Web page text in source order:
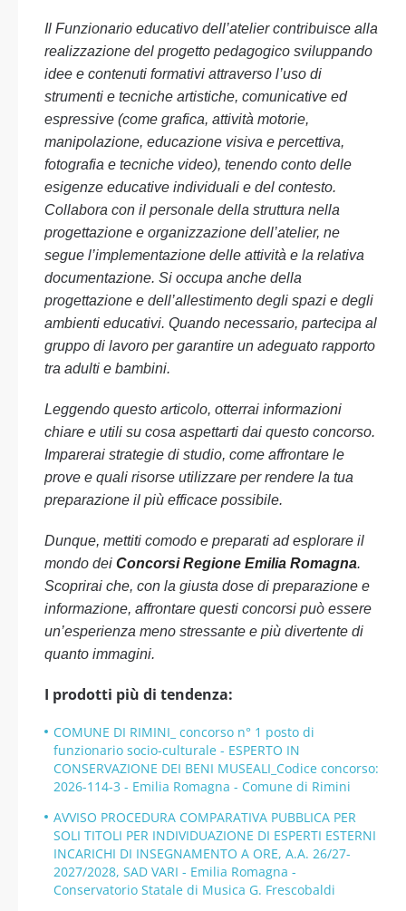
Il Funzionario educativo dell’atelier contribuisce alla
realizzazione del progetto pedagogico sviluppando
idee e contenuti formativi attraverso l’uso di
strumenti e tecniche artistiche, comunicative ed
espressive (come grafica, attività motorie,
manipolazione, educazione visiva e percettiva,
fotografia e tecniche video), tenendo conto delle
esigenze educative individuali e del contesto.
Collabora con il personale della struttura nella
progettazione e organizzazione dell’atelier, ne
segue l’implementazione delle attività e la relativa
documentazione. Si occupa anche della
progettazione e dell’allestimento degli spazi e degli
ambienti educativi. Quando necessario, partecipa al
gruppo di lavoro per garantire un adeguato rapporto
tra adulti e bambini.
Leggendo questo articolo, otterrai informazioni
chiare e utili su cosa aspettarti dai questo concorso.
Imparerai strategie di studio, come affrontare le
prove e quali risorse utilizzare per rendere la tua
preparazione il più efficace possibile.
Dunque, mettiti comodo e preparati ad esplorare il
mondo dei Concorsi Regione Emilia Romagna.
Scoprirai che, con la giusta dose di preparazione e
informazione, affrontare questi concorsi può essere
un’esperienza meno stressante e più divertente di
quanto immagini.
I prodotti più di tendenza:
COMUNE DI RIMINI_ concorso n° 1 posto di
funzionario socio-culturale - ESPERTO IN
CONSERVAZIONE DEI BENI MUSEALI_Codice concorso:
2026-114-3 - Emilia Romagna - Comune di Rimini
AVVISO PROCEDURA COMPARATIVA PUBBLICA PER
SOLI TITOLI PER INDIVIDUAZIONE DI ESPERTI ESTERNI
INCARICHI DI INSEGNAMENTO A ORE, A.A. 26/27-
2027/2028, SAD VARI - Emilia Romagna -
Conservatorio Statale di Musica G. Frescobaldi